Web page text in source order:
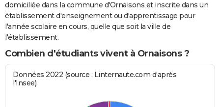
domiciliée dans la commune d'Ornaisons et inscrite dans un
établissement d'enseignement ou d'apprentissage pour
l'année scolaire en cours, quelle que soit la ville de
l'établissement.
Combien d'étudiants vivent à Ornaisons ?
Données 2022 (source : Linternaute.com d'après
l'Insee)